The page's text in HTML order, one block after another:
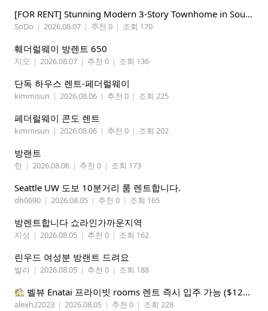
​[FOR RENT] Stunning Modern 3-Story Townhome in South Park - Perfect for Tech Pros & Students!
SoDo | 2026.08.07 | 추천 0 | 조회 170
훼더럴웨이 방렌트 650
지오 | 2026.08.07 | 추천 0 | 조회 136
단독 하우스 렌트-페더럴웨이
kimmisun | 2026.08.06 | 추천 0 | 조회 225
페더럴웨이 콘도 렌트
kimmisun | 2026.08.06 | 추천 0 | 조회 202
방랜트
한 | 2026.08.06 | 추천 0 | 조회 173
Seattle UW 도보 10분거리 룸 렌트합니다.
dh0690 | 2026.08.05 | 추천 0 | 조회 165
방렌트합니다 쇼라인가까운지역
지성 | 2026.08.05 | 추천 0 | 조회 162
린우드 여성분 방랜트 드려요
발리 | 2026.08.05 | 추천 0 | 조회 188
벨뷰 Enatai 프라이빗 rooms 렌트 즉시 입주 가능 ($1200 monthly)
alexh22023 | 2026.08.05 | 추천 0 | 조회 228